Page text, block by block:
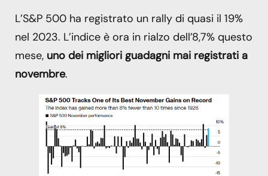
L’S&P 500 ha registrato un rally di quasi il 19%
nel 2023. L’indice è ora in rialzo dell’8,7% questo
mese, uno dei migliori guadagni mai registrati a
novembre.